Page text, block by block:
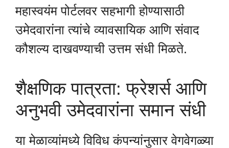
महास्वयंम पोर्टलवर सहभागी होण्यासाठी
उमेदवारांना त्यांचे व्यावसायिक आणि संवाद
कौशल्य दाखवण्याची उत्तम संधी मिळते.
शैक्षणिक पात्रता: फ्रेशर्स आणि
अनुभवी उमेदवारांना समान संधी
या मेळाव्यांमध्ये विविध कंपन्यांनुसार वेगवेगळ्या